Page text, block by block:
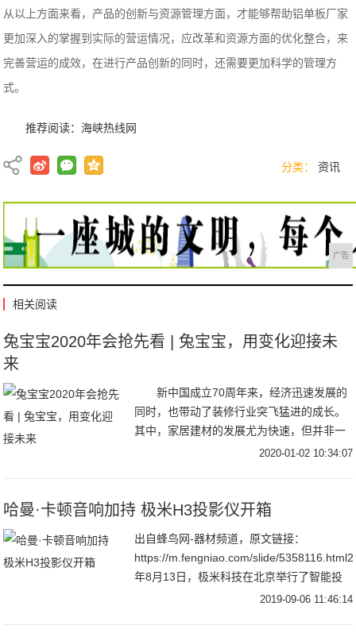
从以上方面来看，产品的创新与资源管理方面，才能够帮助铝单板厂家
更加深入的掌握到实际的营运情况，应改革和资源方面的优化整合，来
完善营运的成效，在进行产品创新的同时，还需要更加科学的管理方
式。
推荐阅读：海峡热线网
分类： 资讯
广告
相关阅读
兔宝宝2020年会抢先看 | 兔宝宝，用变化迎接未
来
新中国成立70周年来，经济迅速发展的
同时，也带动了装修行业突飞猛进的成长。
其中，家居建材的发展尤为快速，但并非一
帆风顺，外有国外品牌的进入，内有经济架
2020-01-02 10:34:07
哈曼·卡顿音响加持 极米H3投影仪开箱
出自蜂鸟网-器材频道，原文链接：
https://m.fengniao.com/slide/
年8月13日，极米科技在北京举行了智能投
影新品发布会，共发布了极光RS Pro
2019-09-06 11:46:14